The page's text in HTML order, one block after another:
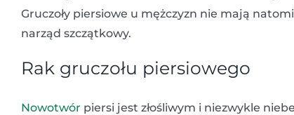
Gruczoły piersiowe u mężczyzn nie mają
narząd szczątkowy.
Rak gruczołu piersiowego
Nowotwór piersi jest złośliwym i niezwykle